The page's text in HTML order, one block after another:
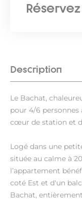
Description
Le Bachat,
pour 4/6 personnes
cœur de station et
Logé dans une
située au calme à
l’appartement
coté Est et d'un
Bachat,